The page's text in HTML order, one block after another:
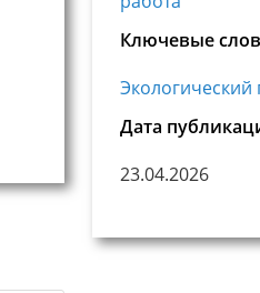
Ключевые
Экологический
Дата
23.04.2026